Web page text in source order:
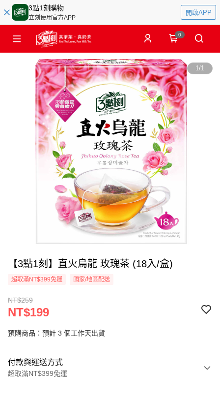
3點1刻購物
立刻使用官方APP
開啟APP
0
1/1
【3點1刻】直火烏龍 玫瑰茶 (18入/盒)
超取滿NT$399免運 國家/地區配送
NT$259
NT$199
預購商品：預計 3 個工作天出貨
付款與運送方式
超取滿NT$399免運